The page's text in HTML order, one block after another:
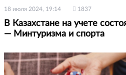
18 июля 2024, 19:14 1837
В Казахстане на учете
— Минтуризма и спорта